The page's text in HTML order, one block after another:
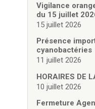
Vigilance
du 15 juillet
15 juillet 2026
Présence
cyanobactéries
11 juillet 2026
HORAIRES DE
10 juillet 2026
Fermeture